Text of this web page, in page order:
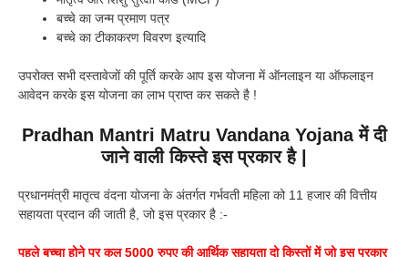
बच्चे का जन्म प्रमाण पत्र
बच्चे का टीकाकरण विवरण इत्यादि
उपरोक्त सभी दस्तावेजों की पूर्ति करके आप इस योजना में ऑनलाइन या ऑफलाइन
आवेदन करके इस योजना का लाभ प्राप्त कर सकते है !
Pradhan Mantri Matru Vandana Yojana में दी
जाने वाली किस्ते इस प्रकार है |
प्रधानमंत्री मातृत्व वंदना योजना के अंतर्गत गर्भवती महिला को 11 हजार की वित्तीय
सहायता प्रदान की जाती है, जो इस प्रकार है :-
पहले बच्चा होने पर कुल 5000 रुपए की आर्थिक सहायता दो किस्तों में जो इस प्रकार